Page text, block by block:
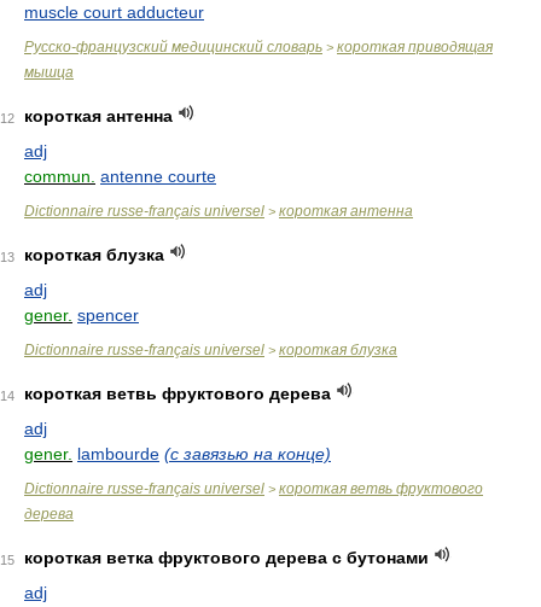
muscle court adducteur
Русско-французский медицинский словарь > короткая приводящая
мышца
12
короткая антенна
adj
commun. antenne courte
Dictionnaire russe-français universel > короткая антенна
13
короткая блузка
adj
gener. spencer
Dictionnaire russe-français universel > короткая блузка
14
короткая ветвь фруктового дерева
adj
gener. lambourde (с завязью на конце)
Dictionnaire russe-français universel > короткая ветвь фруктового
дерева
15
короткая ветка фруктового дерева с бутонами
adj